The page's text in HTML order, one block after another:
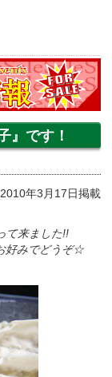
』です！
2010年3月17日掲載
て来ました!!
好みでどうぞ☆